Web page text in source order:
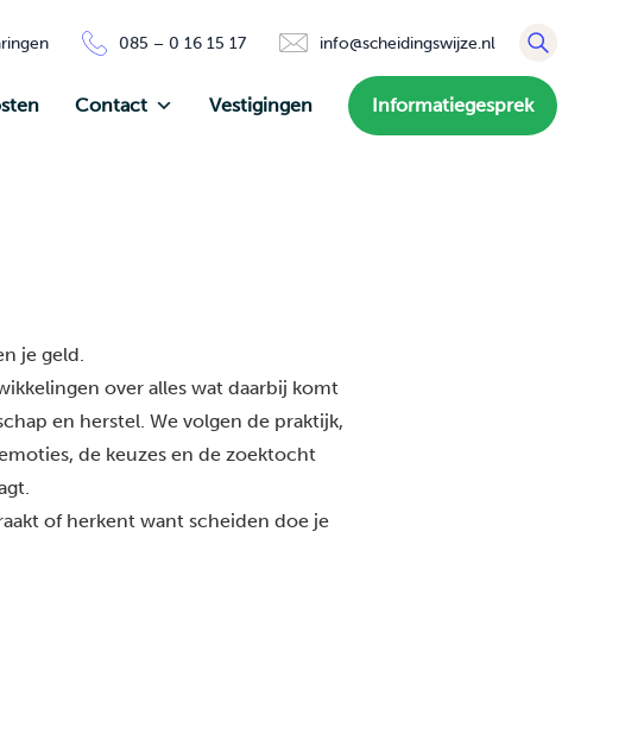
085 – 0 16 15 17 info@scheidingswijze.nl
Contact Vestigingen Informatiegesprek
je geld.
over alles wat daarbij komt
en herstel. We volgen de praktijk,
de keuzes en de zoektocht
of herkent want scheiden doe je